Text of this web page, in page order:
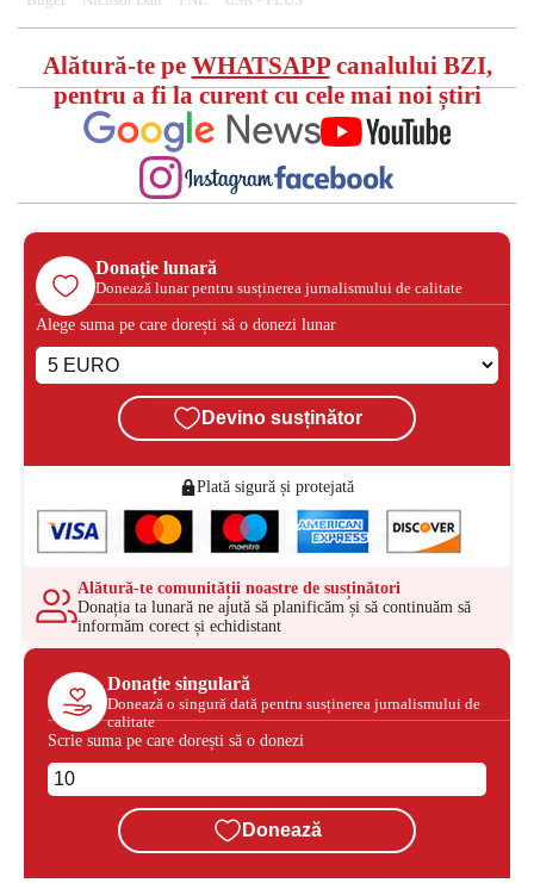
Alătură-te pe WHATSAPPcanalului BZI,
pentru a fi la curent cu cele mai noi știri
Donație lunară
Donează lunar pentru susținerea jurnalismului de calitate
Alege suma pe care dorești să o donezi lunar
Devino susținător
Plată sigură și protejată
Alătură-te comunității noastre de susținători
Donația ta lunară ne ajută să planificăm și să continuăm să
informăm corect și echidistant
Donație singulară
Donează o singură dată pentru susținerea jurnalismului de
calitate
Scrie suma pe care dorești să o donezi
Donează